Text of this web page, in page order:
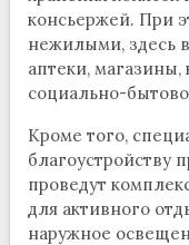
консьержей. При
нежилыми, здесь
аптеки,
социально-
Кроме того,
благоустройству
проведут
для активного
наружное